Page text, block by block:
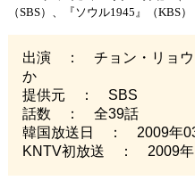
（SBS）、『ソウル1945』（KBS
出演 ： チョン・リョウ
か
提供元 ： SBS
話数 ： 全39話
韓国放送日 ： 2009年
KNTV初放送 ： 2009年